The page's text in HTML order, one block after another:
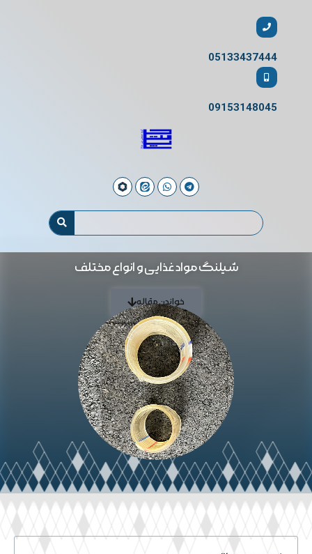
05133437444
09153148045
شیلنگ مواد غذایی و انواع مختلف
خواندن مقاله